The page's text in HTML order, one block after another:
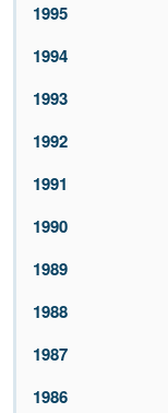
1995
1994
1993
1992
1991
1990
1989
1988
1987
1986